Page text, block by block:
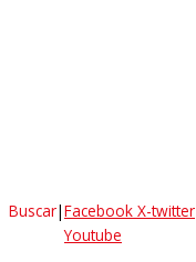
Buscar|Facebook X-twitter
Youtube